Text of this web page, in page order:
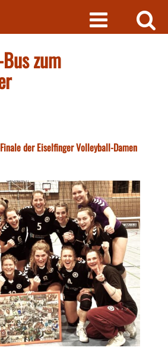
zum
der Eiselfinger Volleyball-Damen